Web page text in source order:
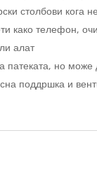
столбови кога
како телефон,
алат
но
поддршка и